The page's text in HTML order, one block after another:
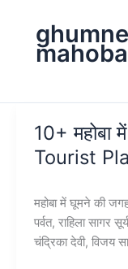
mahoba
10+
Tourist
महोबा में घूमने की
पर्वत, राहिला सागर
चंद्रिका देवी, विजय